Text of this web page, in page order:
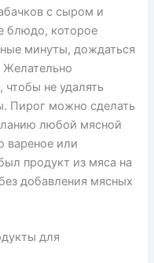
с сыром и
блюдо, которое
минуты, дождаться
Желательно
чтобы не удалять
Пирог можно сделать
любой мясной
вареное или
продукт из мяса на
добавления мясных
для